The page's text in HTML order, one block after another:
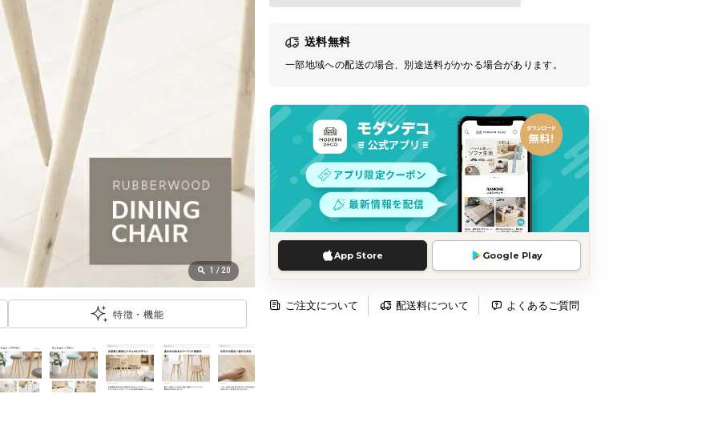
送料無料
一部地域への配送の場合、別途送料がかかる場合があります。
App Store Google Play
ご注文について 配送料について よくあるご質問
1 / 20
特徴・機能